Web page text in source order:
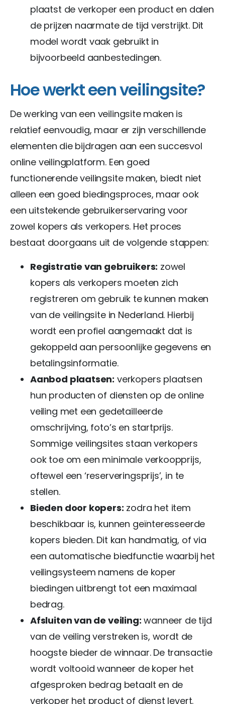
plaatst de verkoper een product en dalen
de prijzen naarmate de tijd verstrijkt. Dit
model wordt vaak gebruikt in
bijvoorbeeld aanbestedingen.
Hoe werkt een veilingsite?
De werking van een veilingsite maken is
relatief eenvoudig, maar er zijn verschillende
elementen die bijdragen aan een succesvol
online veilingplatform. Een goed
functionerende veilingsite maken, biedt niet
alleen een goed biedingsproces, maar ook
een uitstekende gebruikerservaring voor
zowel kopers als verkopers. Het proces
bestaat doorgaans uit de volgende stappen:
Registratie van gebruikers: zowel
kopers als verkopers moeten zich
registreren om gebruik te kunnen maken
van de veilingsite in Nederland. Hierbij
wordt een profiel aangemaakt dat is
gekoppeld aan persoonlijke gegevens en
betalingsinformatie.
Aanbod plaatsen: verkopers plaatsen
hun producten of diensten op de online
veiling met een gedetailleerde
omschrijving, foto’s en startprijs.
Sommige veilingsites staan verkopers
ook toe om een minimale verkoopprijs,
oftewel een ‘reserveringsprijs’, in te
stellen.
Bieden door kopers: zodra het item
beschikbaar is, kunnen geïnteresseerde
kopers bieden. Dit kan handmatig, of via
een automatische biedfunctie waarbij het
veilingsysteem namens de koper
biedingen uitbrengt tot een maximaal
bedrag.
Afsluiten van de veiling: wanneer de tijd
van de veiling verstreken is, wordt de
hoogste bieder de winnaar. De transactie
wordt voltooid wanneer de koper het
afgesproken bedrag betaalt en de
verkoper het product of dienst levert.